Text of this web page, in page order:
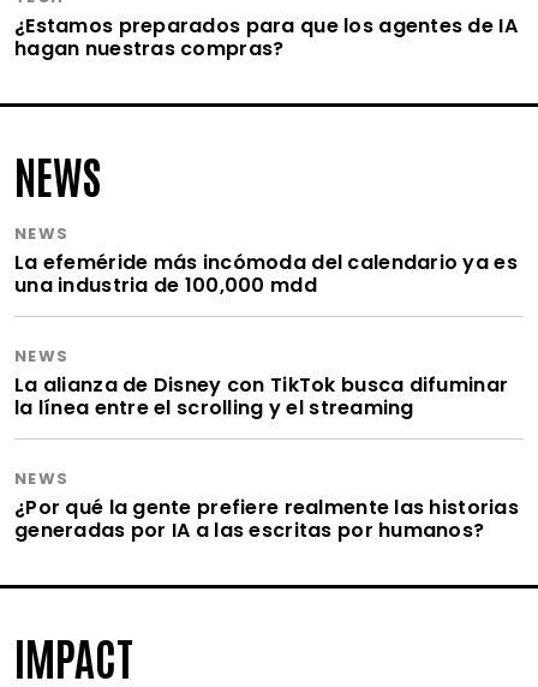
¿Estamos preparados para que los agentes de IA
hagan nuestras compras?
NEWS
NEWS
La efeméride más incómoda del calendario ya es
una industria de 100,000 mdd
NEWS
La alianza de Disney con TikTok busca difuminar
la línea entre el scrolling y el streaming
NEWS
¿Por qué la gente prefiere realmente las historias
generadas por IA a las escritas por humanos?
IMPACT